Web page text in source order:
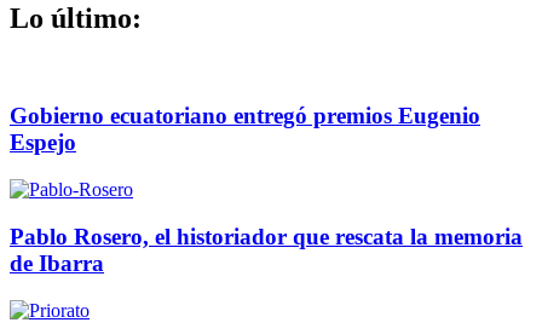
Lo último:
Gobierno ecuatoriano entregó premios Eugenio
Espejo
Pablo Rosero, el historiador que rescata la memoria
de Ibarra